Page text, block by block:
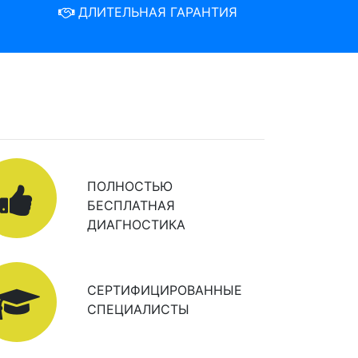
ДЛИТЕЛЬНАЯ ГАРАНТИЯ
ПОЛНОСТЬЮ
БЕСПЛАТНАЯ
ДИАГНОСТИКА
СЕРТИФИЦИРОВАННЫЕ
СПЕЦИАЛИСТЫ